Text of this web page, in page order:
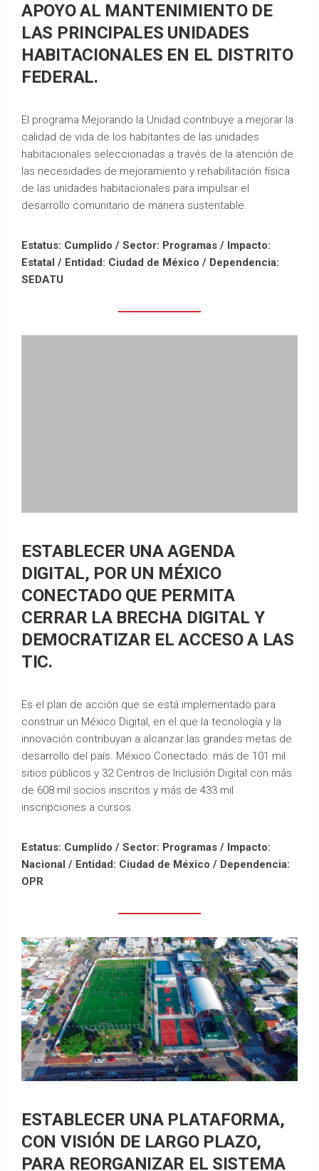
APOYO AL MANTENIMIENTO DE
LAS PRINCIPALES UNIDADES
HABITACIONALES EN EL DISTRITO
FEDERAL.
El programa Mejorando la Unidad contribuye a mejorar la
calidad de vida de los habitantes de las unidades
habitacionales seleccionadas a través de la atención de
las necesidades de mejoramiento y rehabilitación física
de las unidades habitacionales para impulsar el
desarrollo comunitario de manera sustentable.
Estatus: Cumplido / Sector: Programas / Impacto:
Estatal / Entidad: Ciudad de México / Dependencia:
SEDATU
ESTABLECER UNA AGENDA
DIGITAL, POR UN MÉXICO
CONECTADO QUE PERMITA
CERRAR LA BRECHA DIGITAL Y
DEMOCRATIZAR EL ACCESO A LAS
TIC.
Es el plan de acción que se está implementado para
construir un México Digital, en el que la tecnología y la
innovación contribuyan a alcanzar las grandes metas de
desarrollo del país. México Conectado: más de 101 mil
sitios públicos y 32 Centros de Inclusión Digital con más
de 608 mil socios inscritos y más de 433 mil
inscripciones a cursos.
Estatus: Cumplido / Sector: Programas / Impacto:
Nacional / Entidad: Ciudad de México / Dependencia:
OPR
ESTABLECER UNA PLATAFORMA,
CON VISIÓN DE LARGO PLAZO,
PARA REORGANIZAR EL SISTEMA